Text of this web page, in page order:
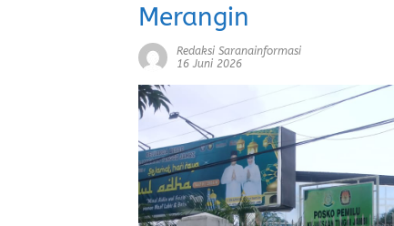
Merangin
Redaksi Saranainformasi
16 Juni 2026